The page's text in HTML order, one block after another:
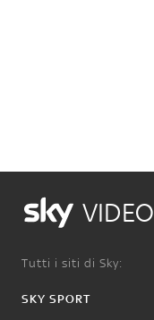
VIDEO
Tutti i siti di Sky:
SKY SPORT